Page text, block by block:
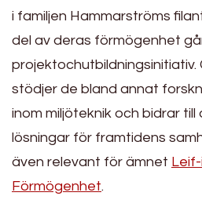
i familjen Hammarströms
del av deras förmögenhet
projektochutbildningsinitiativ.
stödjer de bland annat
inom miljöteknik och bidrar
lösningar för framtidens
även relevant för ämnet
Förmögenhet.